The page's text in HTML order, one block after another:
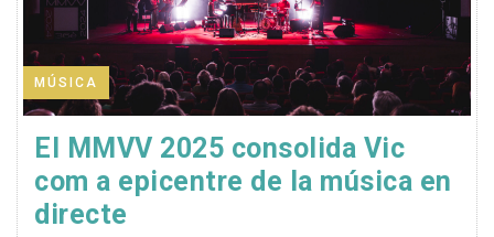
MÚSICA
El MMVV 2025 consolida Vic
com a epicentre de la música en
directe